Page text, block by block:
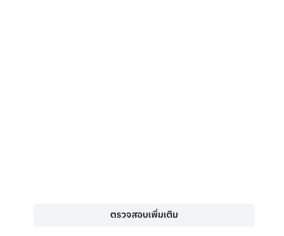
ตรวจสอบเพิ่มเติม